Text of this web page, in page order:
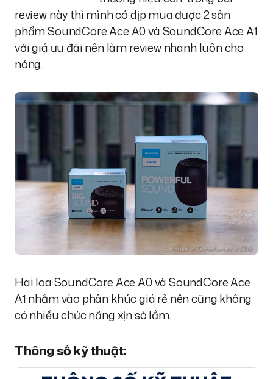
review này thì mình có dịp mua được 2 sản
phẩm SoundCore Ace A0 và SoundCore Ace A1
với giá ưu đãi nên làm review nhanh luôn cho
nóng.
Hai loa SoundCore Ace A0 và SoundCore Ace
A1 nhắm vào phân khúc giá rẻ nên cũng không
có nhiều chức năng xịn sò lắm.
Thông số kỹ thuật: